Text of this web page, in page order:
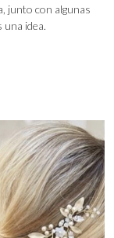
junto con algunas
una idea.